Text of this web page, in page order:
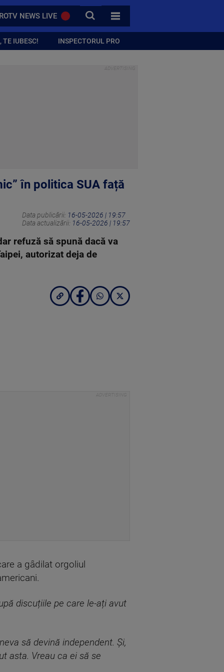
NEWS LIVE CAUTA
TOATE CATEGORIILE
TE IUBESC! INSPECTORUL PRO
în politica SUA față
Data publicării: 16-05-2026 | 19:57
Data actualizării: 16-05-2026 | 19:57
refuză să spună dacă va
autorizat deja de
a gâdilat orgoliul
discuțiile pe care le-ați avut
să devină independent. Și,
asta. Vreau ca ei să se